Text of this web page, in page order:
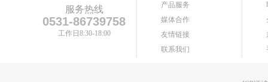
服务热线
0531-86739758
工作日8:30-18:00
产品服务
媒体合作
友情链接
联系我们